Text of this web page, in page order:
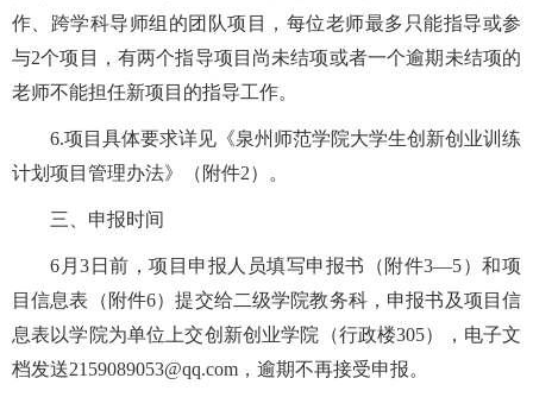
作、跨学科导师组的团队项目，每位老师最多只能指导或参
与2个项目，有两个指导项目尚未结项或者一个逾期未结项的
老师不能担任新项目的指导工作。
6.项目 具体要求详见《泉州师范学院大学生创新创业训练
计划项目管理办法》（附件2）。
三、 申报时间
6 月3 日前，项目申报人员填写申报书（附件3—5）和项
目信息表（附件6）提交给二级学院教务科，申报书及项目信
息表以学院为单位上交创新创业学院（行政楼305）， 电子文
档发送2159089053@qq.com ，逾期不再接受申报。